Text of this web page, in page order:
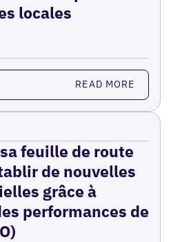
locales
READ MORE
feuille de route
de nouvelles
grâce à
performances de